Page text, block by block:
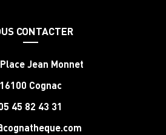
CONTACTER
Jean Monnet
16100 Cognac
45 82 43 31